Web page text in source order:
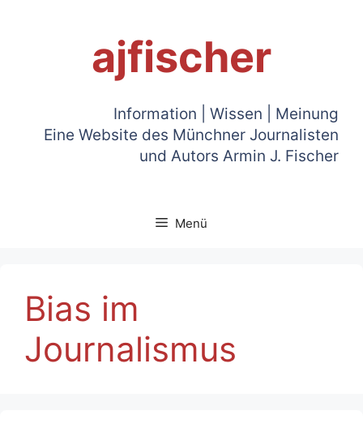
ajfischer
Information | Wissen | Meinung
Eine Website des Münchner Journalisten
und Autors Armin J. Fischer
Menü
Bias im
Journalismus